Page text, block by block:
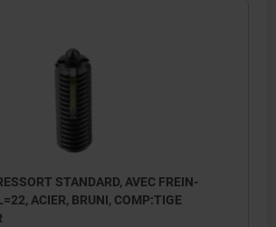
STANDARD, AVEC FREIN-
ACIER, BRUNI, COMP:TIGE